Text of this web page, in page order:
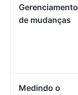
Gerenciamento
de mudanças
Medindo o